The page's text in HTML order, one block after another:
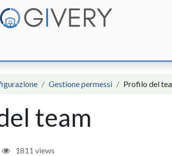
Gestione permessi Profilo del
team
1811 views